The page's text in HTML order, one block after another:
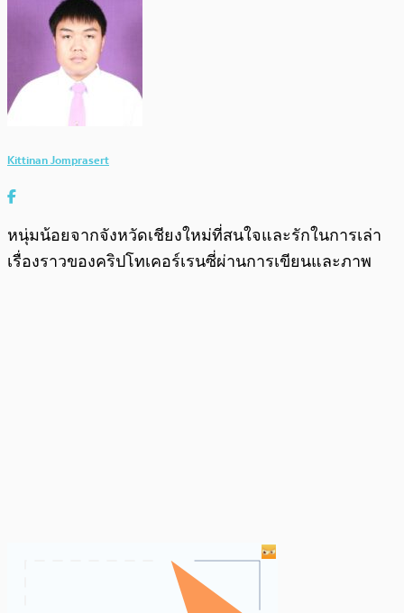
Kittinan Jomprasert
หนุ่มน้อยจากจังหวัดเชียงใหม่ที่สนใจและรักในการเล่า
เรื่องราวของคริปโทเคอร์เรนซี่ผ่านการเขียนและภาพ